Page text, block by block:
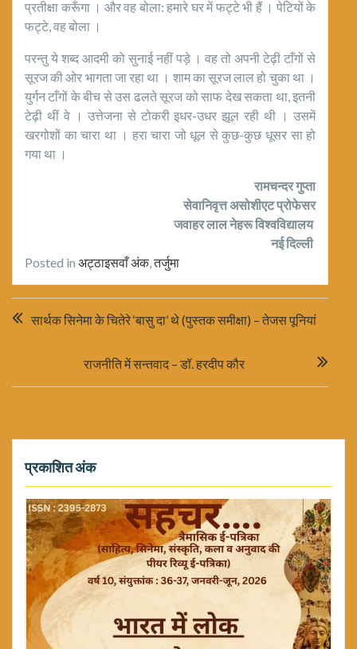
प्रतीक्षा करूँगा । और वह बोला: हमारे घर में फट्टे भी हैं । पेटियों के
फट्टे, वह बोला ।
परन्तु ये शब्द आदमी को सुनाई नहीं पड़े । वह तो अपनी टेढ़ी टाँगों से
सूरज की ओर भागता जा रहा था । शाम का सूरज लाल हो चुका था ।
युर्गन टाँगों के बीच से उस ढलते सूरज को साफ देख सकता था, इतनी
टेढ़ी थीं वे । उत्तेजना से टोकरी इधर-उधर झूल रही थी । उसमें
खरगोशों का चारा था । हरा चारा जो धूल से कुछ-कुछ धूसर सा हो
गया था ।
रामचन्दर गुप्ता
सेवानिवृत्त असोशीएट प्रोफेसर
जवाहर लाल नेहरू विश्वविद्यालय
नई दिल्ली
Posted in अट्ठाइसवाँ अंक,तर्जुमा
navigation
सार्थक सिनेमा के चितेरे ‘बासु दा’ थे (पुस्तक समीक्षा) – तेजस पूनियां
राजनीति में सन्तवाद – डॉ. हरदीप कौर
प्रकाशित अंक